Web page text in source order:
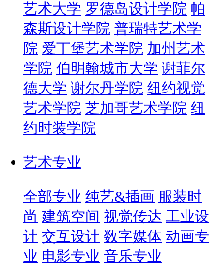
艺术大学 罗德岛设计学院 帕
森斯设计学院 普瑞特艺术学
院 爱丁堡艺术学院 加州艺术
学院 伯明翰城市大学 谢菲尔
德大学 谢尔丹学院 纽约视觉
艺术学院 芝加哥艺术学院 纽
约时装学院
艺术专业
全部专业 纯艺&插画 服装时
尚 建筑空间 视觉传达 工业设
计 交互设计 数字媒体 动画专
业 电影专业 音乐专业